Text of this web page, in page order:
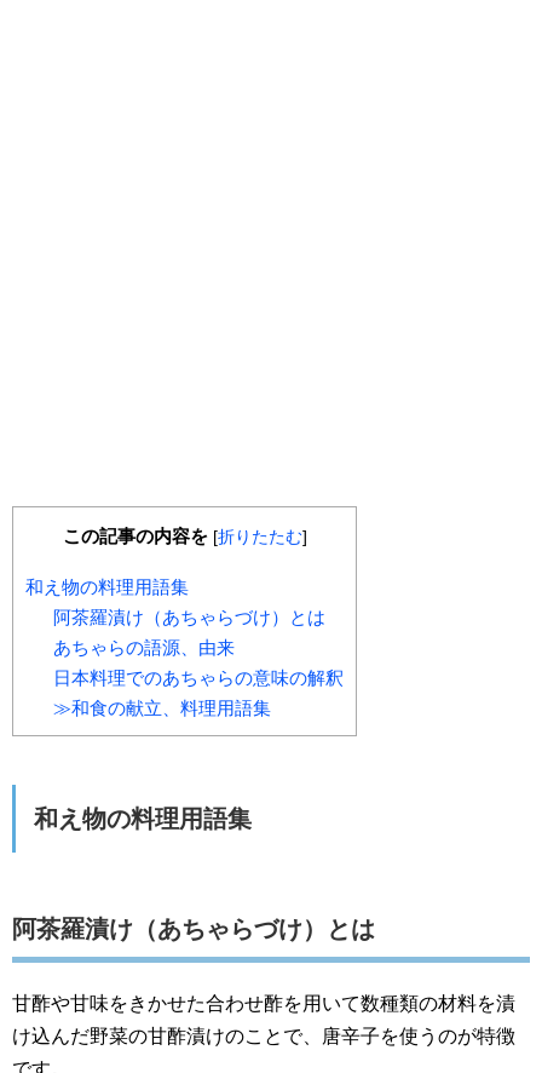
この記事の内容を [折りたたむ]
和え物の料理用語集
阿茶羅漬け（あちゃらづけ）とは
あちゃらの語源、由来
日本料理でのあちゃらの意味の解釈
≫和食の献立、料理用語集
和え物の料理用語集
阿茶羅漬け（あちゃらづけ）とは
甘酢や甘味をきかせた合わせ酢を用いて数種類の材料を漬
け込んだ野菜の甘酢漬けのことで、唐辛子を使うのが特徴
です。